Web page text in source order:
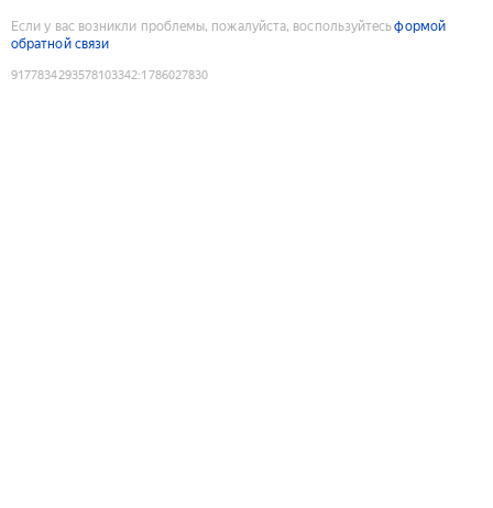
Если у вас возникли проблемы, пожалуйста, воспользуйтесьформой
обратной связи
9177834293578103342:1786027830